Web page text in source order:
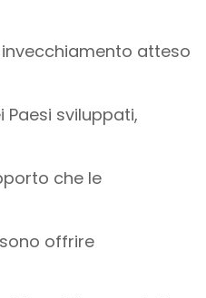
atteso
sviluppati,
che le
offrire